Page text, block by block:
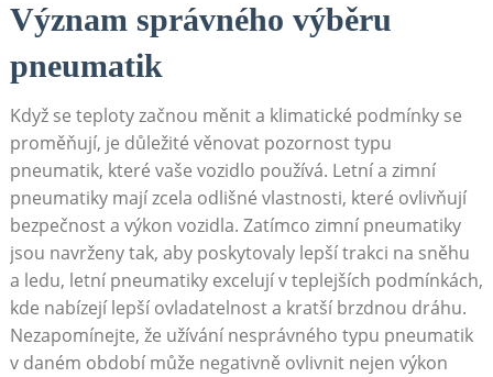
Význam⁤ správného ⁤výběru
⁣pneumatik
Když se‌ teploty začnou měnit a klimatické⁣ podmínky se
proměňují, je ‍důležité věnovat​ pozornost⁢ typu⁤
pneumatik, ‌které vaše vozidlo používá. Letní⁤ a zimní
‍pneumatiky mají zcela‌ odlišné vlastnosti,⁣ které ovlivňují
bezpečnost a‍ výkon vozidla. Zatímco zimní pneumatiky
jsou navrženy tak, aby poskytovaly lepší trakci na ‌sněhu
a ledu, letní pneumatiky⁤ excelují v teplejších podmínkách,
kde nabízejí⁣ lepší ovladatelnost a kratší brzdnou ⁣dráhu.
Nezapomínejte,‌ že užívání nesprávného typu ⁣pneumatik
v⁢ daném⁣ období může⁢ negativně ⁢ovlivnit​ nejen výkon